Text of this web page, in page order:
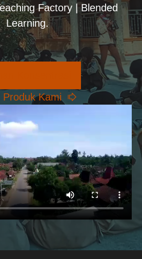
Factory | Blended
Learning.
Produk Kami